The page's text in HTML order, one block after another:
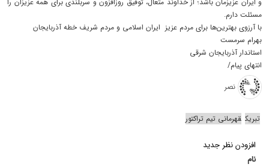
و ایران عزیزمان باشد؛ از خداوند متعال، توفیق روزافزون و سربلندی برای همه عزیزان را
مسئلت دارم.
با آرزوی بهترین‌ها برای مردم عزیز ایران اسلامی و مردم شریف خطه آذربایجان
بهرام سرمست
استاندار آذربایجان شرقی
انتهای پیام/
نصر
تبریک قهرمانی تیم تراکتور
افزودن نظر جدید
نام